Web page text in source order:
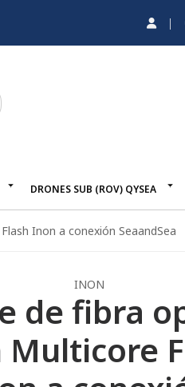
|
DRONES SUB (ROV) QYSEA
Inon a conexión SeaandSea
INON
de fibra